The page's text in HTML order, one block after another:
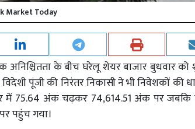
Market Today
के बीच घरेलू शेयर बाजार बुधवार
पूंजी की निरंतर निकासी ने भी निवेशकों की
में 75.64 अंक चढ़कर 74,614.51 अंक पर
पहुंच गया।